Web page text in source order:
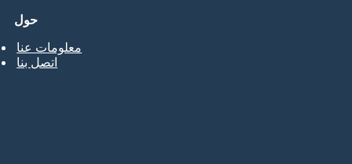
حول
معلومات عنا
اتصل بنا